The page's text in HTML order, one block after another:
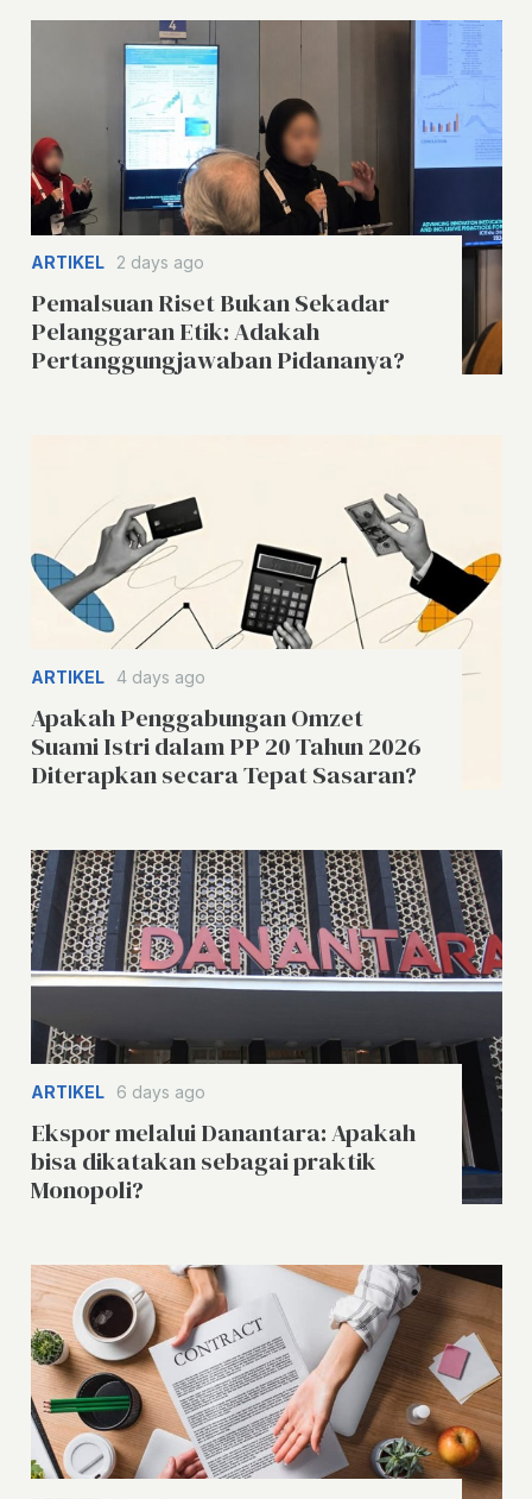
ARTIKEL 2 days ago
Pemalsuan Riset Bukan Sekadar
Pelanggaran Etik: Adakah
Pertanggungjawaban Pidananya?
ARTIKEL 4 days ago
Apakah Penggabungan Omzet
Suami Istri dalam PP 20 Tahun 2026
Diterapkan secara Tepat Sasaran?
ARTIKEL 6 days ago
Ekspor melalui Danantara: Apakah
bisa dikatakan sebagai praktik
Monopoli?